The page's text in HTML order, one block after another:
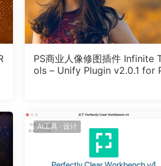
PS商业人像修图插件 Infinite
ols – Unify Plugin v2.0.1 for
AI工具 ·设计